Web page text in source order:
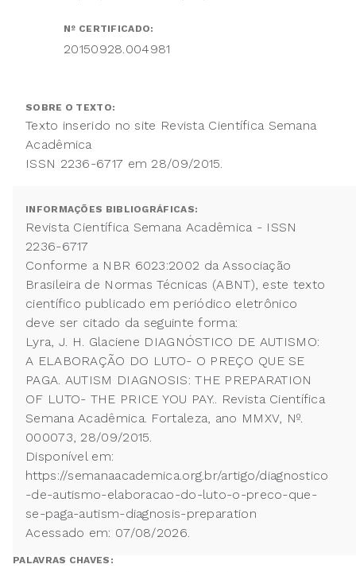
Nº CERTIFICADO:
20150928.004981
SOBRE O TEXTO:
Texto inserido no site Revista Científica Semana
Acadêmica
ISSN 2236-6717 em 28/09/2015.
INFORMAÇÕES BIBLIOGRÁFICAS:
Revista Científica Semana Acadêmica - ISSN
2236-6717
Conforme a NBR 6023:2002 da Associação
Brasileira de Normas Técnicas (ABNT), este texto
científico publicado em periódico eletrônico
deve ser citado da seguinte forma:
Lyra, J. H. Glaciene DIAGNÓSTICO DE AUTISMO:
A ELABORAÇÃO DO LUTO- O PREÇO QUE SE
PAGA. AUTISM DIAGNOSIS: THE PREPARATION
OF LUTO- THE PRICE YOU PAY.. Revista Científica
Semana Acadêmica. Fortaleza, ano MMXV, Nº.
000073, 28/09/2015.
Disponível em:
https://semanaacademica.org.br/artigo/diagnostico
-de-autismo-elaboracao-do-luto-o-preco-que-
se-paga-autism-diagnosis-preparation
Acessado em: 07/08/2026.
PALAVRAS CHAVES: